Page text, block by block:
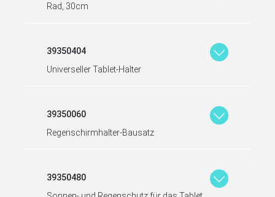
Rad, 30cm
39350404
Universeller Tablet-Halter
39350060
Regenschirmhalter-Bausatz
39350480